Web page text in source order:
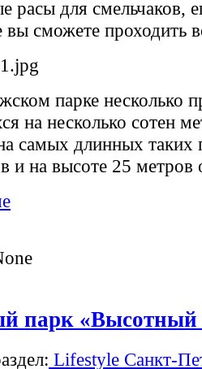
расы для смельчаков,
вы сможете проходить
парке несколько
на несколько сотен
самых длинных таких
и на высоте 25 метров
парк «Высотный
Lifestyle Санкт-